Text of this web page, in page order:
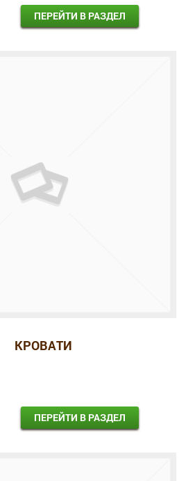
ПЕРЕЙТИ В РАЗДЕЛ
КРОВАТИ
ПЕРЕЙТИ В РАЗДЕЛ